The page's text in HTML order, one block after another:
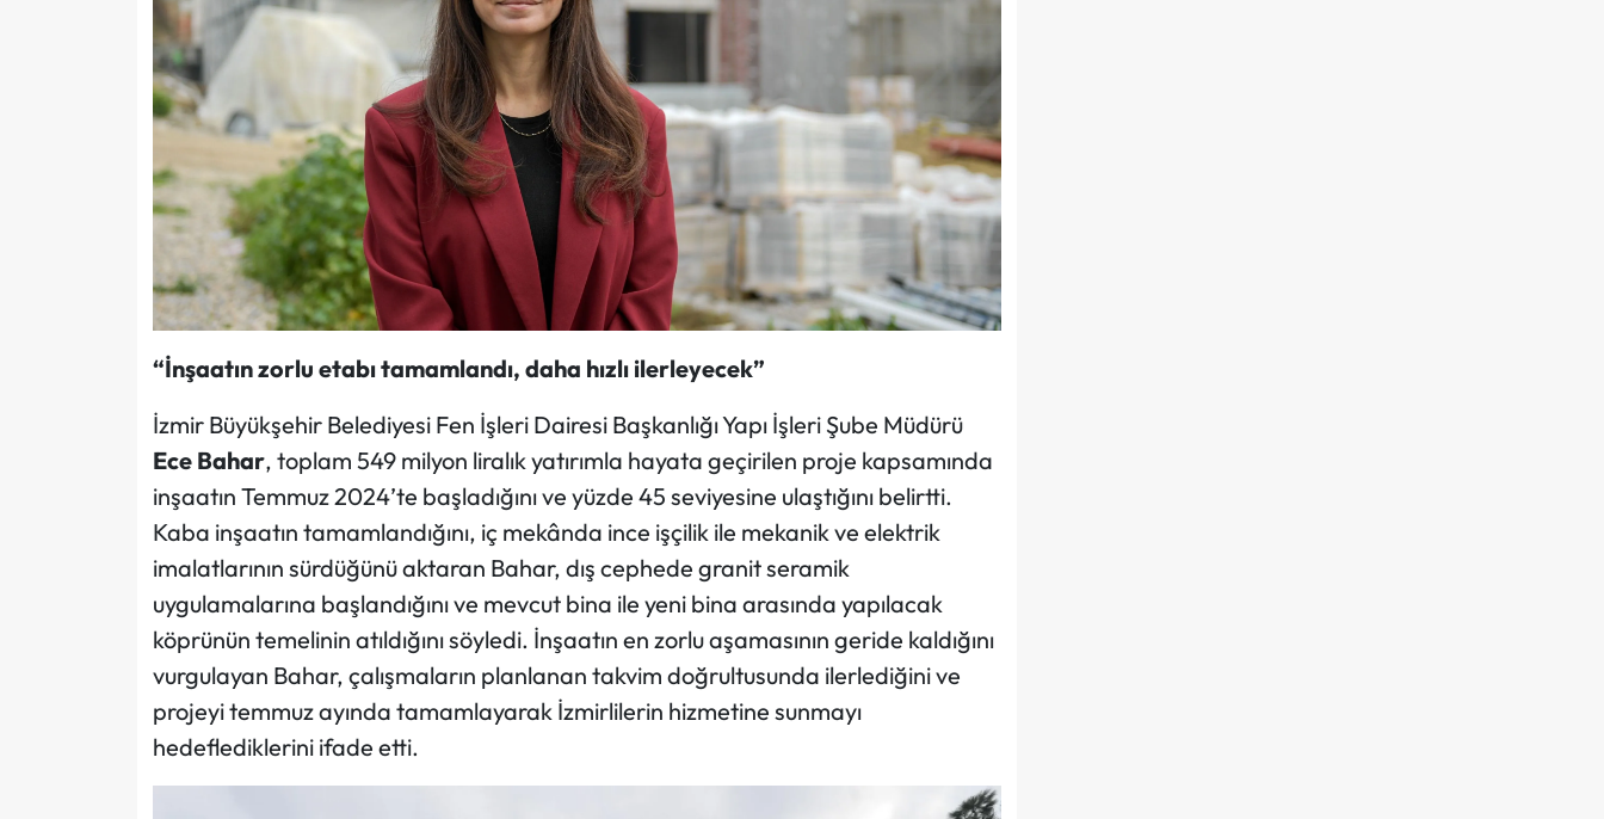
“İnşaatın zorlu etabı tamamlandı, daha hızlı ilerleyecek”
İzmir Büyükşehir Belediyesi Fen İşleri Dairesi Başkanlığı Yapı İşleri Şube Müdürü
Ece Bahar, toplam 549 milyon liralık yatırımla hayata geçirilen proje kapsamında
inşaatın Temmuz 2024’te başladığını ve yüzde 45 seviyesine ulaştığını belirtti.
Kaba inşaatın tamamlandığını, iç mekânda ince işçilik ile mekanik ve elektrik
imalatlarının sürdüğünü aktaran Bahar, dış cephede granit seramik
uygulamalarına başlandığını ve mevcut bina ile yeni bina arasında yapılacak
köprünün temelinin atıldığını söyledi. İnşaatın en zorlu aşamasının geride kaldığını
vurgulayan Bahar, çalışmaların planlanan takvim doğrultusunda ilerlediğini ve
projeyi temmuz ayında tamamlayarak İzmirlilerin hizmetine sunmayı
hedeflediklerini ifade etti.